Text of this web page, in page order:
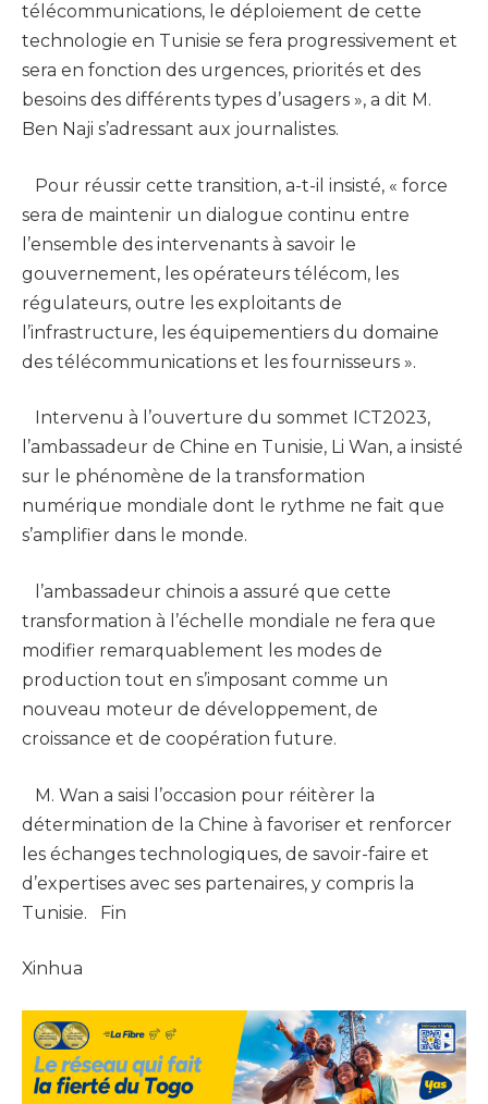
télécommunications, le déploiement de cette
technologie en Tunisie se fera progressivement et
sera en fonction des urgences, priorités et des
besoins des différents types d’usagers », a dit M.
Ben Naji s’adressant aux journalistes.
Pour réussir cette transition, a-t-il insisté, « force
sera de maintenir un dialogue continu entre
l’ensemble des intervenants à savoir le
gouvernement, les opérateurs télécom, les
régulateurs, outre les exploitants de
l’infrastructure, les équipementiers du domaine
des télécommunications et les fournisseurs ».
Intervenu à l’ouverture du sommet ICT2023,
l’ambassadeur de Chine en Tunisie, Li Wan, a insisté
sur le phénomène de la transformation
numérique mondiale dont le rythme ne fait que
s’amplifier dans le monde.
l’ambassadeur chinois a assuré que cette
transformation à l’échelle mondiale ne fera que
modifier remarquablement les modes de
production tout en s’imposant comme un
nouveau moteur de développement, de
croissance et de coopération future.
M. Wan a saisi l’occasion pour réitèrer la
détermination de la Chine à favoriser et renforcer
les échanges technologiques, de savoir-faire et
d’expertises avec ses partenaires, y compris la
Tunisie. Fin
Xinhua